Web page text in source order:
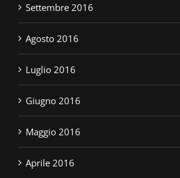
Settembre 2016
Agosto 2016
Luglio 2016
Giugno 2016
Maggio 2016
Aprile 2016